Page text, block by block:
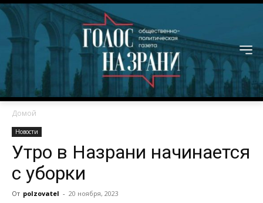
Домой
Новости
Утро в Назрани начинается
с уборки
От polzovatel - 20 ноября, 2023